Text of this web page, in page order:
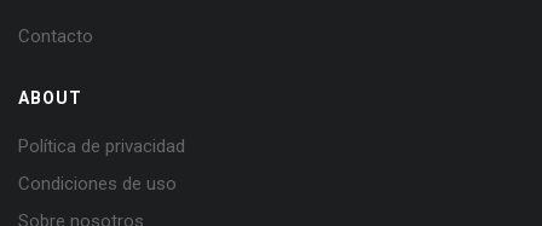
Contacto
ABOUT
Política de privacidad
Condiciones de uso
Sobre nosotros